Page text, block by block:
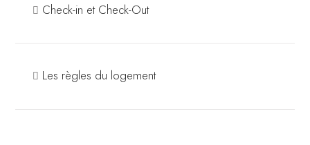
Check-in et Check-Out
Les règles du logement